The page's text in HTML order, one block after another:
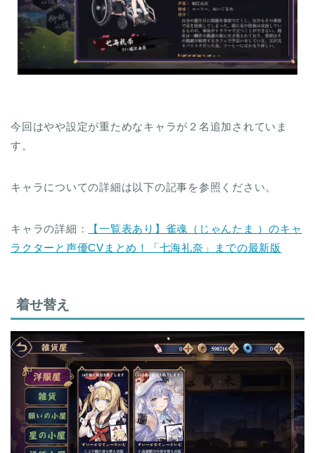
今回はやや設定が重ためなキャラが２名追加されていま
す。
キャラについての詳細は以下の記事を参照ください。
キャラの詳細：
【一覧表あり】雀魂（じゃんたま ）のキャ
ラクターと声優CVまとめ！「七海礼奈」までの最新版
着せ替え